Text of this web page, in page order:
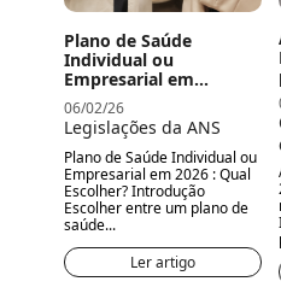
Plano de Saúde
Individual ou
Empresarial em...
06/02/26
Legislações da ANS
Plano de Saúde Individual ou
Empresarial em 2026 : Qual
Escolher? Introdução
Escolher entre um plano de
saúde...
Ler artigo